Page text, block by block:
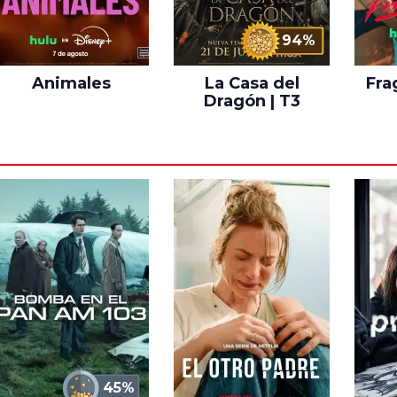
Animales
94%
La Casa del
Dragón | T3
45%